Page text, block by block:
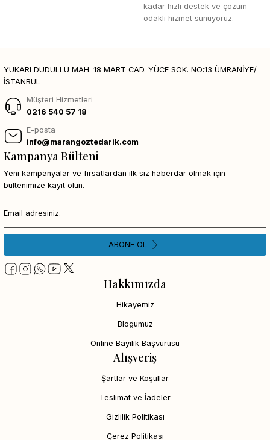
kadar hızlı destek ve çözüm
odaklı hizmet sunuyoruz.
YUKARI DUDULLU MAH. 18 MART CAD. YÜCE SOK. NO:13 ÜMRANİYE/
İSTANBUL
Müşteri Hizmetleri
0216 540 57 18
E-posta
info@marangoztedarik.com
Hakkımızda
Hikayemiz
Blogumuz
Online Bayilik Başvurusu
Alışveriş
Şartlar ve Koşullar
Teslimat ve İadeler
Gizlilik Politikası
Çerez Politikası
Kampanya Bülteni
Yeni kampanyalar ve fırsatlardan ilk siz haberdar olmak için
bültenimize kayıt olun.
ABONE OL